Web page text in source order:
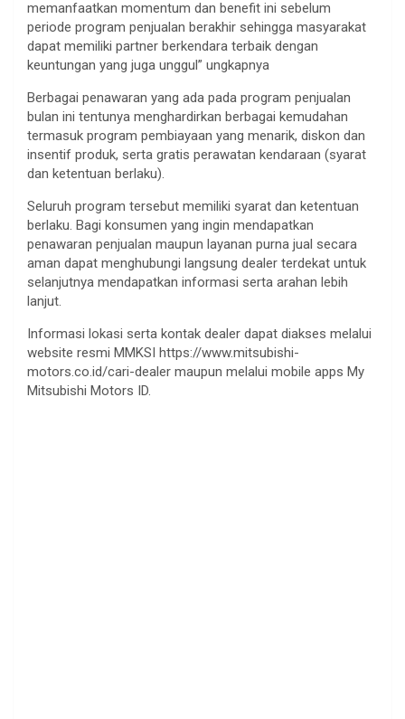
memanfaatkan momentum dan benefit ini sebelum
periode program penjualan berakhir sehingga masyarakat
dapat memiliki partner berkendara terbaik dengan
keuntungan yang juga unggul” ungkapnya
Berbagai penawaran yang ada pada program penjualan
bulan ini tentunya menghardirkan berbagai kemudahan
termasuk program pembiayaan yang menarik, diskon dan
insentif produk, serta gratis perawatan kendaraan (syarat
dan ketentuan berlaku).
Seluruh program tersebut memiliki syarat dan ketentuan
berlaku. Bagi konsumen yang ingin mendapatkan
penawaran penjualan maupun layanan purna jual secara
aman dapat menghubungi langsung dealer terdekat untuk
selanjutnya mendapatkan informasi serta arahan lebih
lanjut.
Informasi lokasi serta kontak dealer dapat diakses melalui
website resmi MMKSI https://www.mitsubishi-
motors.co.id/cari-dealer maupun melalui mobile apps My
Mitsubishi Motors ID.